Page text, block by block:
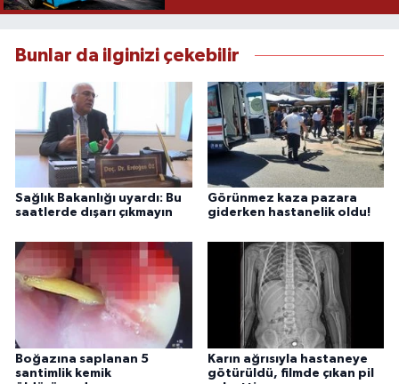
Bunlar da ilginizi çekebilir
Sağlık Bakanlığı uyardı: Bu
saatlerde dışarı çıkmayın
Görünmez kaza pazara
giderken hastanelik oldu!
Boğazına saplanan 5
santimlik kemik
Karın ağrısıyla hastaneye
götürüldü, filmde çıkan pil